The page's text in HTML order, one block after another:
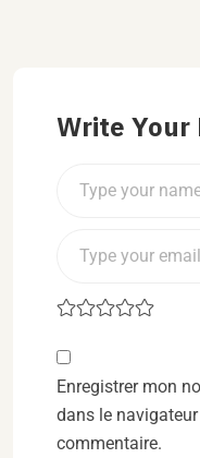
Write Your
Enregistrer mon
dans le
commentaire.